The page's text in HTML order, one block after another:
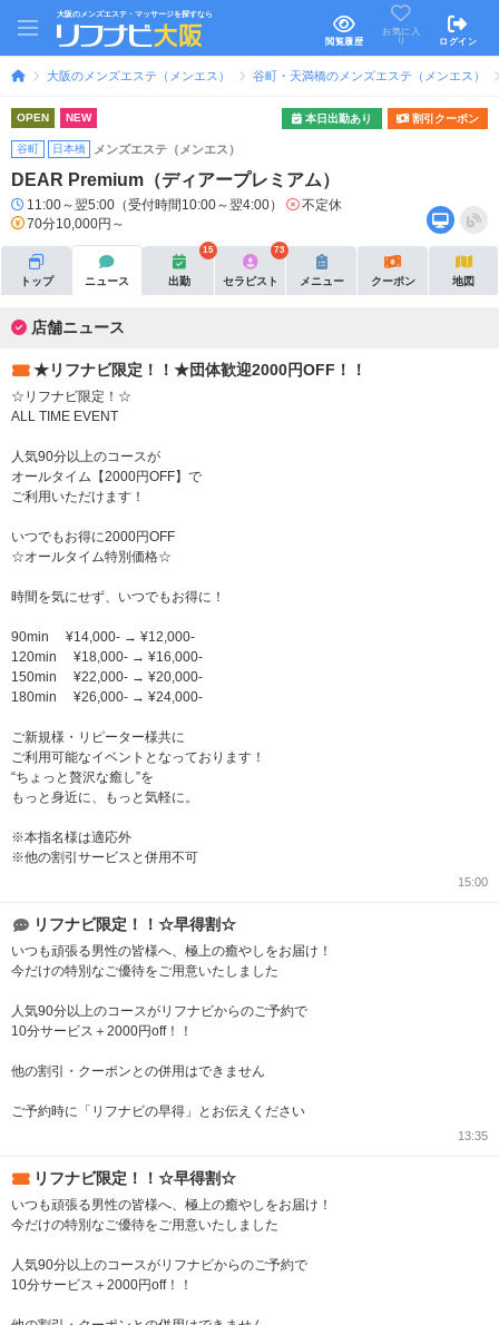
大阪のメンズエステ・マッサージを探すなら
閲覧履歴
お気に入
り
ログイン
大阪のメンズエステ（メンエス） 谷町・天満橋のメンズエステ（メンエス）
OPEN NEW 本日出勤あり 割引クーポン
谷町 日本橋 メンズエステ（メンエス）
DEAR Premium（ディアープレミアム）
11:00～翌5:00（受付時間10:00～翌4:00）
不定休
70分10,000円～
トップ ニュース 出勤
15
セラピスト
73
メニュー クーポン 地図
店舗ニュース
★リフナビ限定！！★団体歓迎2000円OFF！！
☆リフナビ限定！☆
ALL TIME EVENT
人気90分以上のコースが
オールタイム【2000円OFF】で
ご利用いただけます！
いつでもお得に2000円OFF
☆オールタイム特別価格☆
時間を気にせず、いつでもお得に！
90min ¥14,000- → ¥12,000-
120min ¥18,000- → ¥16,000-
150min ¥22,000- → ¥20,000-
180min ¥26,000- → ¥24,000-
ご新規様・リピーター様共に
ご利用可能なイベントとなっております！
“ちょっと贅沢な癒し”を
もっと身近に、もっと気軽に。
※本指名様は適応外
※他の割引サービスと併用不可
15:00
リフナビ限定！！☆早得割☆
いつも頑張る男性の皆様へ、極上の癒やしをお届け！
今だけの特別なご優待をご用意いたしました
人気90分以上のコースがリフナビからのご予約で
10分サービス＋2000円off！！
他の割引・クーポンとの併用はできません
ご予約時に「リフナビの早得」とお伝えください
13:35
リフナビ限定！！☆早得割☆
いつも頑張る男性の皆様へ、極上の癒やしをお届け！
今だけの特別なご優待をご用意いたしました
人気90分以上のコースがリフナビからのご予約で
10分サービス＋2000円off！！